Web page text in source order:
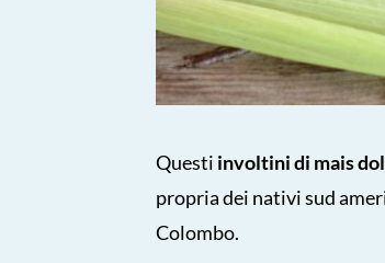
Questi involtini di mais
propria dei nativi sud
Colombo.